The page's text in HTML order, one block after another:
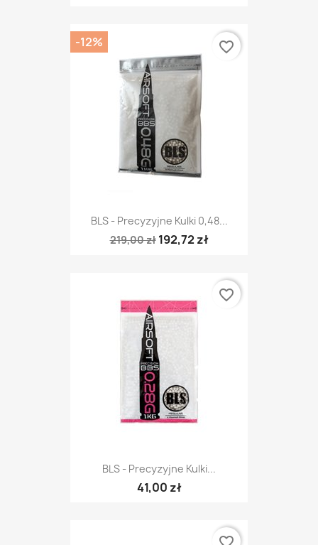
BLS - Precyzyjne Kulki 0,48...
219,00 zł 192,72 zł
-12% favorite_border
BLS - Precyzyjne Kulki...
41,00 zł
favorite_border